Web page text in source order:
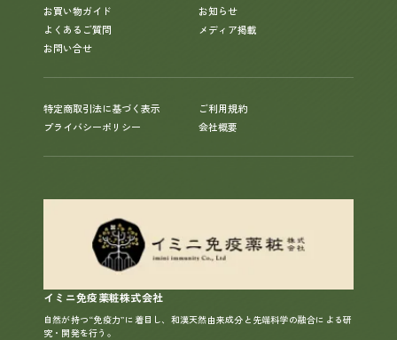
お買い物ガイド
お知らせ
よくあるご質問
メディア掲載
お問い合せ
特定商取引法に基づく表示
プライバシーポリシー
ご利用規約
会社概要
イミニ免疫薬粧株式会社
自然が持つ“免疫力”に着目し、和漢天然由来成分と先端科学の融合による研
究・開発を行う。